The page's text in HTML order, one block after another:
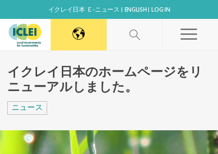
イクレイ日本 Ｅ-ニュース ENGLISH LOG IN
World Secretariat
Africa Secretariat
イクレイ日本のホームページをリ
ニューアルしました。
ニュース